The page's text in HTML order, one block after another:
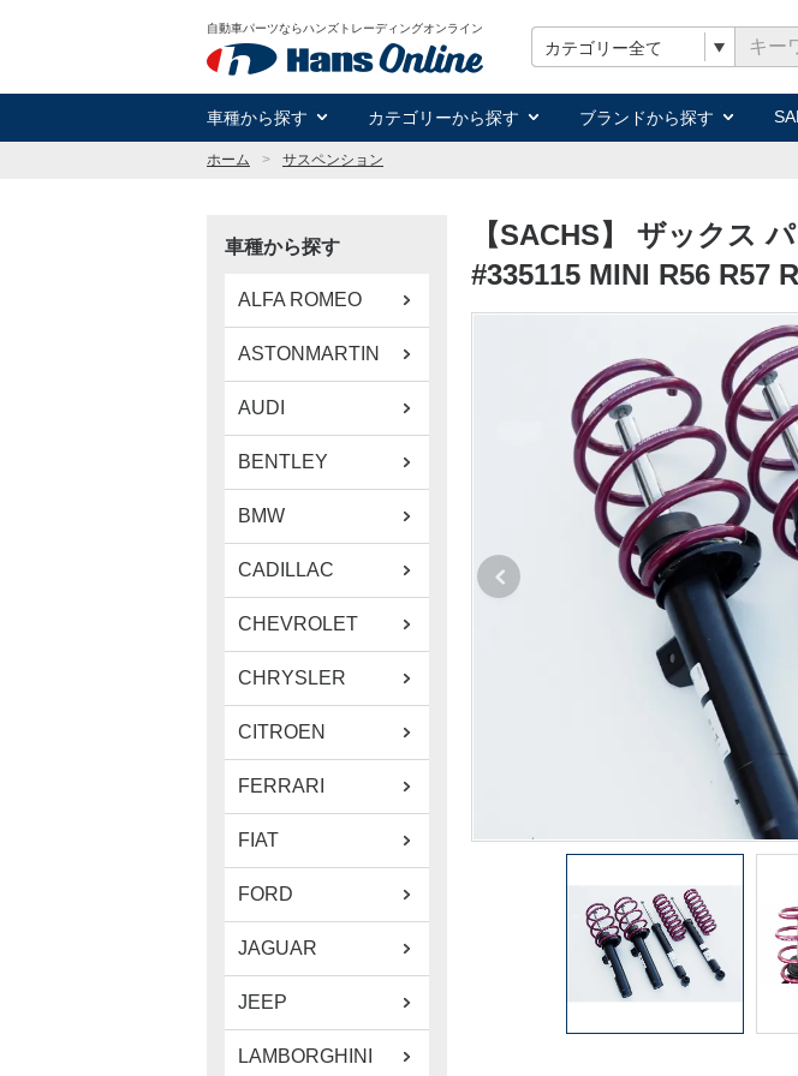
自動車パーツならハンズトレーディングオンライン
キーワード検索
車種から探す カテゴリーから探す ブランドから探す
ホーム サスペンション
【SACHS】 ザックス
#335115 MINI R56 R57
車種から探す
ALFA ROMEO
ASTONMARTIN
AUDI
BENTLEY
BMW
CADILLAC
CHEVROLET
CHRYSLER
CITROEN
FERRARI
FIAT
FORD
JAGUAR
JEEP
LAMBORGHINI